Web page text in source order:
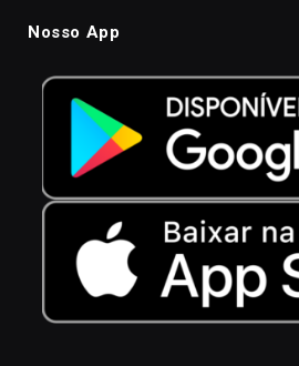
Nosso App